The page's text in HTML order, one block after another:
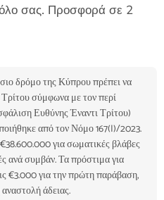
σας. Προσφορά σε 2
δρόμο της Κύπρου πρέπει να
σύμφωνα με τον περί
Ευθύνης Έναντι Τρίτου)
από τον Νόμο 167(I)/2023.
για σωματικές βλάβες
ανά συμβάν. Τα πρόστιμα για
€3.000 για την πρώτη παράβαση,
άδειας.